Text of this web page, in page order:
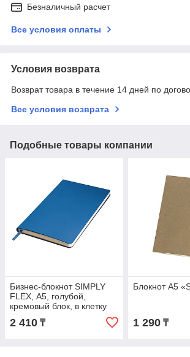
Безналичный расчет
Все условия оплаты
Условия возврата
Возврат товара в течение 14 дней по
Все условия возврата
Подобные товары компании
Бизнес-блокнот SIMPLY
FLEX, А5, голубой,
кремовый блок, в клетку
2 410 ₸
Блокнот А5
1 290₸